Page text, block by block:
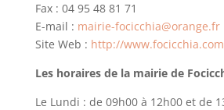
Fax : 04 95 48 81 71
E-mail : mairie-focicchia@orange.fr
Site Web : http://www.focicchia.com
Les horaires de la mairie de
Le Lundi : de 09h00 à 12h00 et de